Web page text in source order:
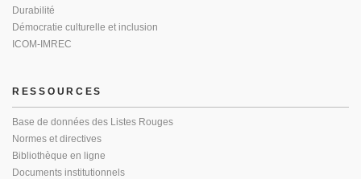
Durabilité
Démocratie culturelle et inclusion
ICOM-IMREC
RESSOURCES
Base de données des Listes Rouges
Normes et directives
Bibliothèque en ligne
Documents institutionnels